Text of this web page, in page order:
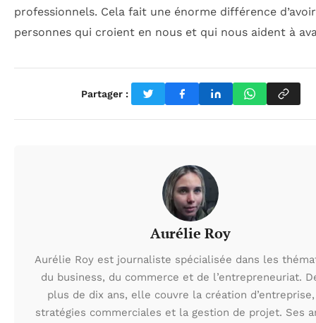
professionnels. Cela fait une énorme différence
personnes qui croient en nous et qui nous aident à
Partager :
Aurélie Roy
Aurélie Roy est journaliste spécialisée dans les
du business, du commerce et de l’entrepreneuriat.
plus de dix ans, elle couvre la création
stratégies commerciales et la gestion de projet. Ses